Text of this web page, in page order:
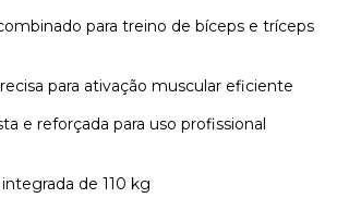
para treino de bíceps e tríceps
para ativação muscular eficiente
e reforçada para uso profissional
de 110 kg